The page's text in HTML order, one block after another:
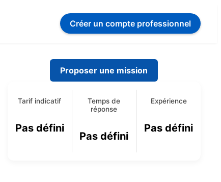
Créer un compte professionnel
Proposer une mission
Tarif indicatif
Pas défini
Temps de
réponse
Pas défini
Expérience
Pas défini